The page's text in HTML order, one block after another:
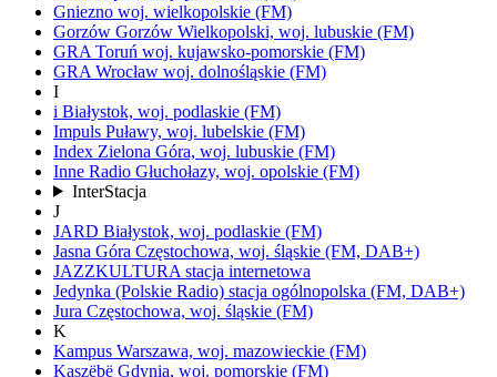
Gniezno woj. wielkopolskie (FM)
Gorzów Gorzów Wielkopolski, woj. lubuskie (FM)
GRA Toruń woj. kujawsko-pomorskie (FM)
GRA Wrocław woj. dolnośląskie (FM)
I
i Białystok, woj. podlaskie (FM)
Impuls Puławy, woj. lubelskie (FM)
Index Zielona Góra, woj. lubuskie (FM)
Inne Radio Głuchołazy, woj. opolskie (FM)
InterStacja
J
JARD Białystok, woj. podlaskie (FM)
Jasna Góra Częstochowa, woj. śląskie (FM, DAB+)
JAZZKULTURA stacja internetowa
Jedynka (Polskie Radio) stacja ogólnopolska (FM, DAB+)
Jura Częstochowa, woj. śląskie (FM)
K
Kampus Warszawa, woj. mazowieckie (FM)
Kaszëbë Gdynia, woj. pomorskie (FM)